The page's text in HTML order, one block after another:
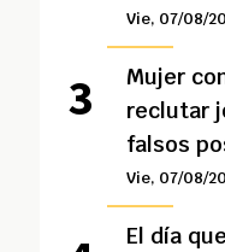
Vie, 07/08/
Mujer
reclutar
falsos
Vie, 07/08/
El día